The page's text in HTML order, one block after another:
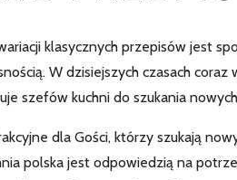
klasycznych przepisów jest
W dzisiejszych czasach
szefów kuchni do szukania
dla Gości, którzy szukają
polska jest odpowiedzią na